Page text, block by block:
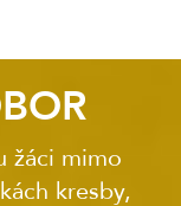
žáci mimo
kresby,